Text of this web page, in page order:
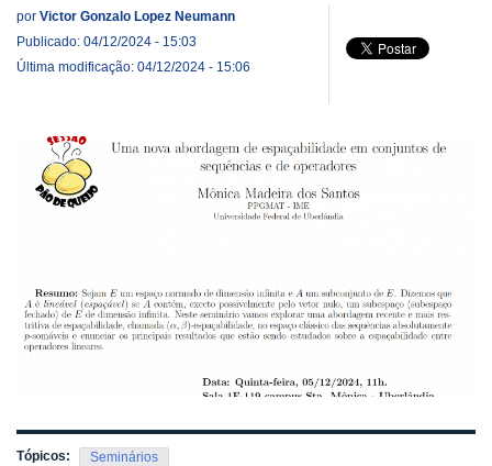
por Victor Gonzalo Lopez Neumann
Publicado: 04/12/2024 - 15:03
Última modificação: 04/12/2024 - 15:06
Tópicos: Seminários